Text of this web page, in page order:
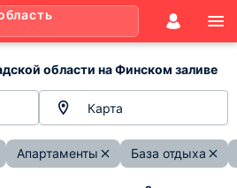
области на Финском заливе
Карта
Апартаменты База отдыха